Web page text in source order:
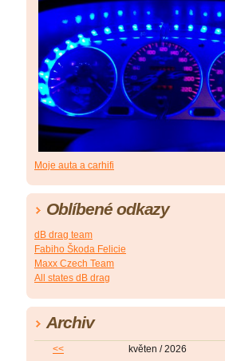
Moje auta a carhifi
Oblíbené odkazy
dB drag team
Fabiho Škoda Felicie
Maxx Czech Team
All states dB drag
Archiv
<< květen / 2026